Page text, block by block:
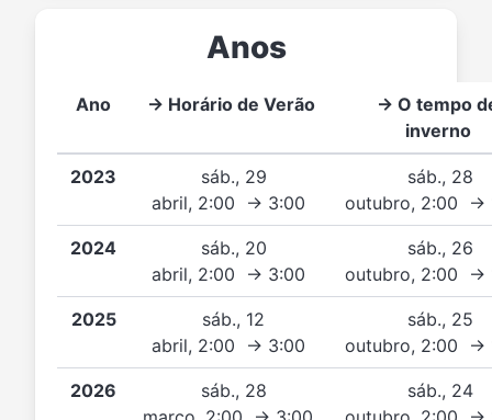
Anos
Ano → Horário de Verão
→ O tempo
inverno
2023
sáb., 29
abril, 2:00 → 3:00
sáb., 28
outubro, 2:00 →
2024
sáb., 20
abril, 2:00 → 3:00
sáb., 26
outubro, 2:00 →
2025
sáb., 12
abril, 2:00 → 3:00
sáb., 25
outubro, 2:00 →
2026
sáb., 28
sáb., 24